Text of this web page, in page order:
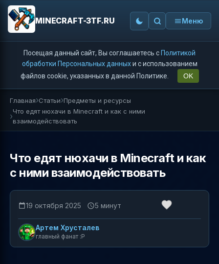
MINECRAFT-3TF.RU Меню
Посещая данный сайт, Вы соглашаетесь с Политикой
обработки Персональных данныхи с использованием
файлов cookie, указанных в данной Политике.
OK
Главная Статьи Предметы и ресурсы
Что едят нюхачи в Minecraft и как с ними
взаимодействовать
Что едят нюхачи в Minecraft и как
с ними взаимодействовать
19 октября 2025 5 минут
Артем Хрусталев
главный фанат :P